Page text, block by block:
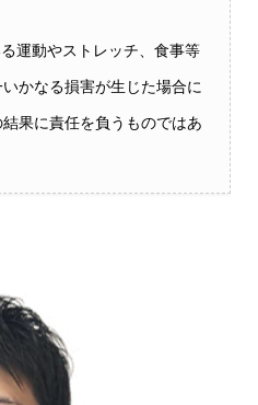
運動やストレッチ、食事等
かなる損害が生じた場合に
果に責任を負うものではあ